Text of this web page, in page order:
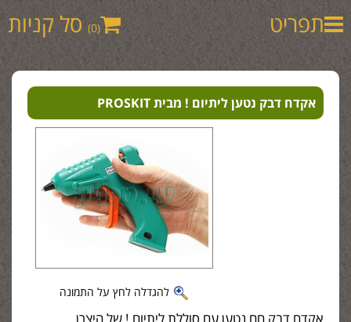
תפריט (0) סל קניות
אקדח דבק נטען ליתיום ! מבית PROSKIT
להגדלה לחץ על התמונה
אקדח דבק חם נטען עם סוללת ליתיום ! של היצרן